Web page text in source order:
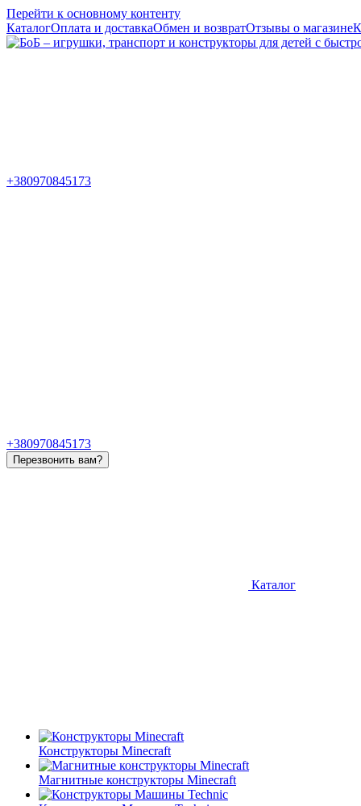
Перейти к основному контенту
КаталогОплата и доставкаОбмен и возвратОтзывы о магазине
+380970845173
+380970845173
Перезвонить вам?
Каталог
Конструкторы Minecraft
Магнитные конструкторы Minecraft